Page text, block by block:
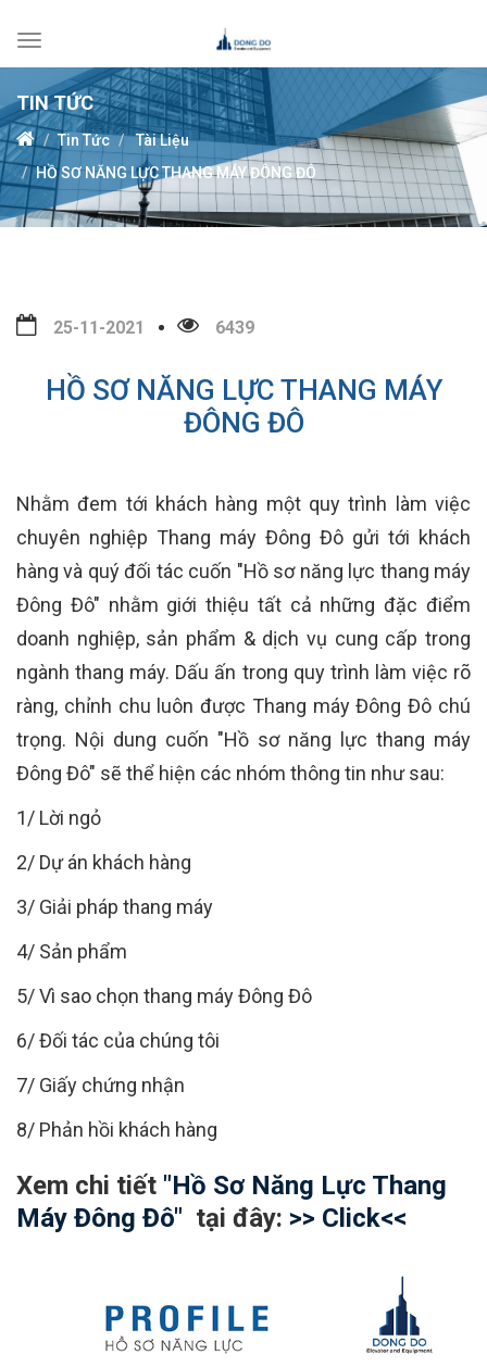
Toggle
navigation
TIN TỨC
Tin Tức
Tài Liệu
HỒ SƠ NĂNG LỰC THANG MÁY ĐÔNG ĐÔ
25-11-2021 6439
HỒ SƠ NĂNG LỰC THANG MÁY
ĐÔNG ĐÔ
Nhằm đem tới khách hàng một quy trình làm việc
chuyên nghiệp Thang máy Đông Đô gửi tới khách
hàng và quý đối tác cuốn "Hồ sơ năng lực thang máy
Đông Đô" nhằm giới thiệu tất cả những đặc điểm
doanh nghiệp, sản phẩm & dịch vụ cung cấp trong
ngành thang máy. Dấu ấn trong quy trình làm việc rõ
ràng, chỉnh chu luôn được Thang máy Đông Đô chú
trọng. Nội dung cuốn "Hồ sơ năng lực thang máy
Đông Đô" sẽ thể hiện các nhóm thông tin như sau:
1/ Lời ngỏ
2/ Dự án khách hàng
3/ Giải pháp thang máy
4/ Sản phẩm
5/ Vì sao chọn thang máy Đông Đô
6/ Đối tác của chúng tôi
7/ Giấy chứng nhận
8/ Phản hồi khách hàng
Xem chi tiết "Hồ Sơ Năng Lực Thang
Máy Đông Đô" tại đây: >> Click<<